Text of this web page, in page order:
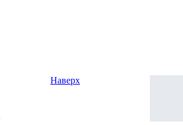
Наверх